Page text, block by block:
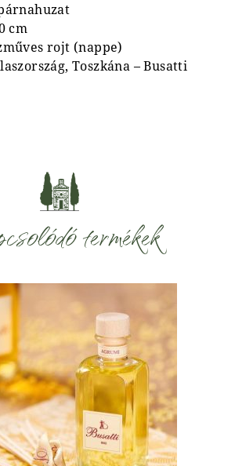
cm
rojt (nappe)
Toszkána – Busatti
termékek